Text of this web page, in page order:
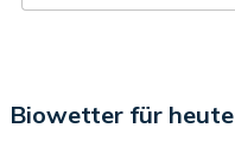
Biowetter für heute